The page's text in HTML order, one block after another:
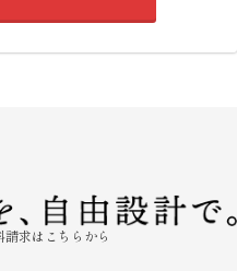
求はこちらから